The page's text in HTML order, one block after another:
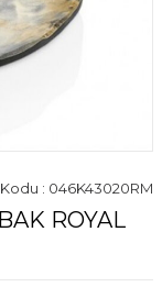
: 046K43020RM
ROYAL